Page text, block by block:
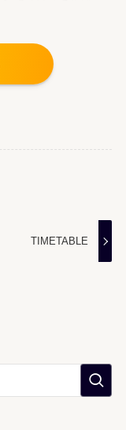
TIMETABLE